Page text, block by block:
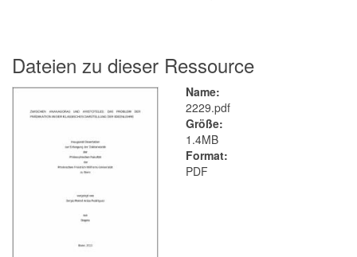
Dateien zu dieser Ressource
Name:
2229.pdf
Größe:
1.4MB
Format:
PDF